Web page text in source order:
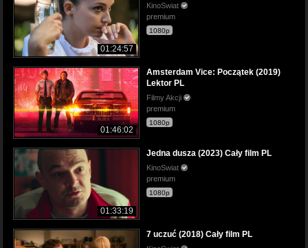
01:24:57
KinoSwiat
premium
1080p
01:46:02
Amsterdam Vice: Początek (2019)
Lektor PL
Filmy Akcji
premium
1080p
01:33:19
Jedna dusza (2023) Cały film PL
KinoSwiat
premium
1080p
7 uczuć (2018) Cały film PL